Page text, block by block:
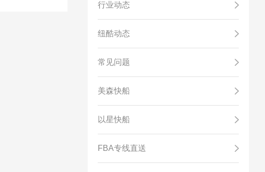
行业动态
纽酷动态
常见问题
美森快船
以星快船
FBA专线直送